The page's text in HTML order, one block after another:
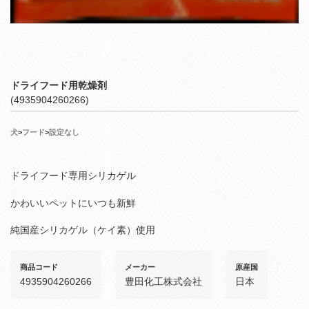
ドライフード用乾燥剤
(4935904260266)
犬>フード>設定なし
ドライフード専用シリカゲル
かわいいペットにいつも新鮮
純国産シリカゲル（ケイ素）使用
商品コード
4935904260266
メーカー
豊田化工株式会社
原産国
日本